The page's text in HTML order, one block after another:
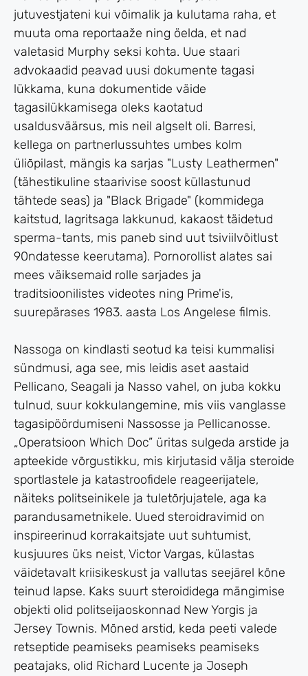
jutuvestjateni kui võimalik ja kulutama raha, et
muuta oma reportaaže ning öelda, et nad
valetasid Murphy seksi kohta. Uue staari
advokaadid peavad uusi dokumente tagasi
lükkama, kuna dokumentide väide
tagasilükkamisega oleks kaotatud
usaldusväärsus, mis neil algselt oli. Barresi,
kellega on partnerlussuhtes umbes kolm
üliõpilast, mängis ka sarjas "Lusty Leathermen"
(tähestikuline staarivise soost küllastunud
tähtede seas) ja "Black Brigade" (kommidega
kaitstud, lagritsaga lakkunud, kakaost täidetud
sperma-tants, mis paneb sind uut tsiviilvõitlust
90ndatesse keerutama). Pornorollist alates sai
mees väiksemaid rolle sarjades ja
traditsioonilistes videotes ning Prime'is,
suurepärases 1983. aasta Los Angelese filmis.
Nassoga on kindlasti seotud ka teisi kummalisi
sündmusi, aga see, mis leidis aset aastaid
Pellicano, Seagali ja Nasso vahel, on juba kokku
tulnud, suur kokkulangemine, mis viis vanglasse
tagasipöördumiseni Nassosse ja Pellicanosse.
„Operatsioon Which Doc” üritas sulgeda arstide ja
apteekide võrgustikku, mis kirjutasid välja steroide
sportlastele ja katastroofidele reageerijatele,
näiteks politseinikele ja tuletõrjujatele, aga ka
parandusametnikele. Uued steroidravimid on
inspireerinud korrakaitsjate uut suhtumist,
kusjuures üks neist, Victor Vargas, külastas
väidetavalt kriisikeskust ja vallutas seejärel kõne
teinud lapse. Kaks suurt steroididega mängimise
objekti olid politseijaoskonnad New Yorgis ja
Jersey Townis. Mõned arstid, keda peeti valede
retseptide peamiseks peamiseks peamiseks
peatajaks, olid Richard Lucente ja Joseph